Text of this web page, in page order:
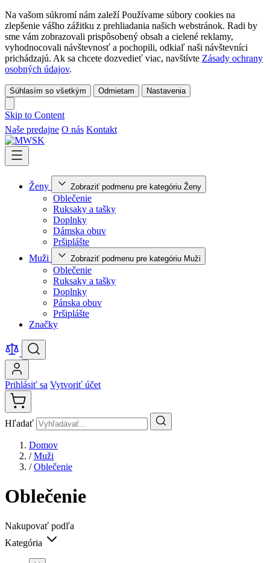
Na vašom súkromí nám zaleží Používame súbory cookies na
zlepšenie vášho zážitku z prehliadania našich webstránok. Radi by
sme vám zobrazovali prispôsobený obsah a cielené reklamy,
vyhodnocovali návštevnosť a pochopili, odkiaľ naši návštevníci
prichádzajú. Ak sa chcete dozvedieť viac, navštívte Zásady ochrany
osobných údajov.
Súhlasím so všetkým Odmietam Nastavenia
Skip to Content
Naše predajne O nás Kontakt
Ženy Zobraziť podmenu pre kategóriu Ženy
Oblečenie
Ruksaky a tašky
Doplnky
Dámska obuv
Pršiplášte
Muži
Zobraziť podmenu pre kategóriu Muži
Oblečenie
Ruksaky a tašky
Doplnky
Pánska obuv
Pršiplášte
Značky
Prihlásiť sa Vytvoriť účet
Hľadať
Domov
/ Muži
/ Oblečenie
Oblečenie
Nakupovať podľa
Kategória